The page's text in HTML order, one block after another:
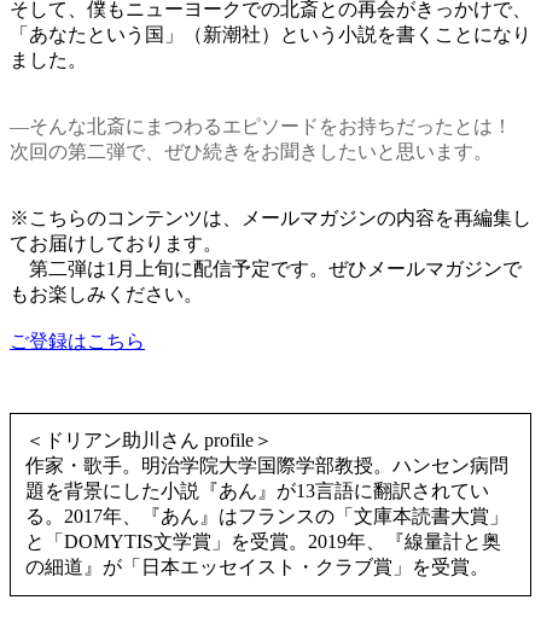
そして、僕もニューヨークでの北斎との再会がきっかけで、
「あなたという国」（新潮社）という小説を書くことになり
ました。
―そんな北斎にまつわるエピソードをお持ちだったとは！
次回の第二弾で、ぜひ続きをお聞きしたいと思います。
※こちらのコンテンツは、メールマガジンの内容を再編集し
てお届けしております。
第二弾は1月上旬に配信予定です。ぜひメールマガジンで
もお楽しみください。
ご登録はこちら
＜ドリアン助川さん profile＞
作家・歌手。明治学院大学国際学部教授。ハンセン病問
題を背景にした小説『あん』が13言語に翻訳されてい
る。2017年、『あん』はフランスの「文庫本読書大賞」
と「DOMYTIS文学賞」を受賞。2019年、『線量計と奥
の細道』が「日本エッセイスト・クラブ賞」を受賞。